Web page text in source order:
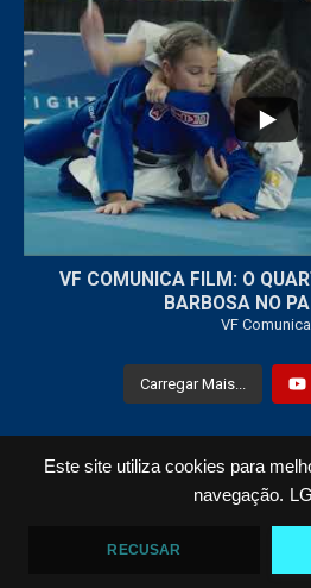
Este site utiliza cookies para
navegação.
RECUSAR
VF COMUNICA FILM: O
BARBOSA NO
VF Comunica
Carregar Mais...
Todos os Direitos Reservados ©
Fotos